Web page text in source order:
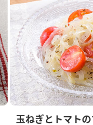
玉ねぎとトマト